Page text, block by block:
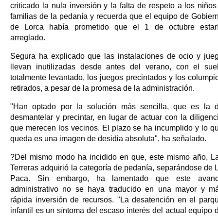
criticado la nula inversión y la falta de respeto a los
familias de la pedanía y recuerda que el equipo de
de Lorca había prometido que el 1 de octubre
arreglado.
Segura ha explicado que las instalaciones de ocio y
llevan inutilizadas desde antes del verano, con el
totalmente levantado, los juegos precintados y los
retirados, a pesar de la promesa de la administración.
"Han optado por la solución más sencilla, que es la
desmantelar y precintar, en lugar de actuar con la
que merecen los vecinos. El plazo se ha incumplido y lo
queda es una imagen de desidia absoluta", ha señalado.
?Del mismo modo ha incidido en que, este mismo año,
Terreras adquirió la categoría de pedanía, separándose de
Paca. Sin embargo, ha lamentado que este
administrativo no se haya traducido en una mayor y
rápida inversión de recursos. "La desatención en el
infantil es un síntoma del escaso interés del actual equipo